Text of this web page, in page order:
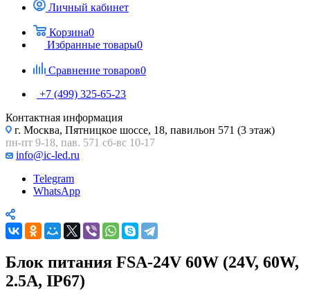
Личный кабинет
Корзина0
Избранные товары0
Сравнение товаров0
+7 (499) 325-65-23
Контактная информация
г. Москва, Пятницкое шоссе, 18, павильон 571 (3 этаж)
пн-пт 9-18, пав. 571 сб-вс 10-17
info@ic-led.ru
Telegram
WhatsApp
Блок питания FSA-24V 60W (24V, 60W,
2.5A, IP67)